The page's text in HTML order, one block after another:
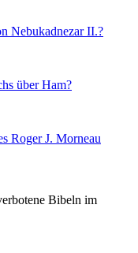
Nebukadnezar II.?
über Ham?
Roger J. Morneau